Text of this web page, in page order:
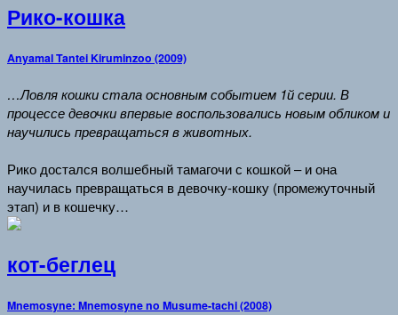
Рико-кошка
Anyamal Tantei Kiruminzoo (2009)
…Ловля кошки стала основным событием 1й серии. В
процессе девочки впервые воспользовались новым обликом и
научились превращаться в животных.
Рико достался волшебный тамагочи с кошкой – и она
научилась превращаться в девочку-кошку (промежуточный
этап) и в кошечку…
кот-беглец
Mnemosyne: Mnemosyne no Musume-tachi (2008)